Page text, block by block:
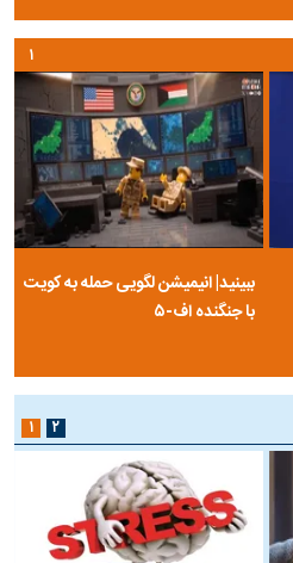
ببینید| انیمیشن لگویی حمله به کویت
با جنگنده اف-۵
۱
۱ ۲